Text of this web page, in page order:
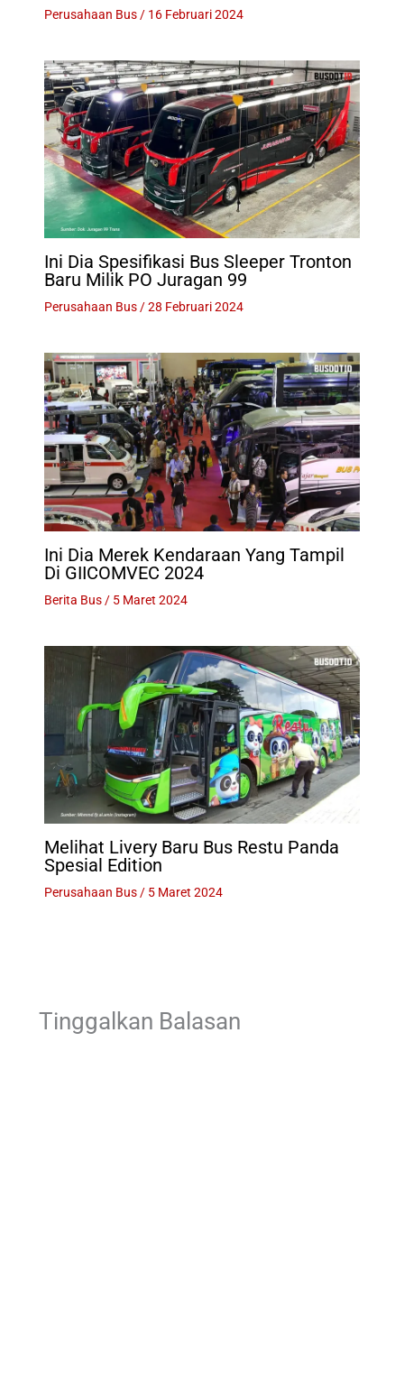
Perusahaan Bus/ 16 Februari 2024
Ini Dia Spesifikasi Bus Sleeper Tronton
Baru Milik PO Juragan 99
Perusahaan Bus/28 Februari 2024
Ini Dia Merek Kendaraan Yang Tampil
Di GIICOMVEC 2024
Berita Bus/ 5 Maret 2024
Melihat Livery Baru Bus Restu Panda
Spesial Edition
Perusahaan Bus/ 5 Maret 2024
Tinggalkan Balasan